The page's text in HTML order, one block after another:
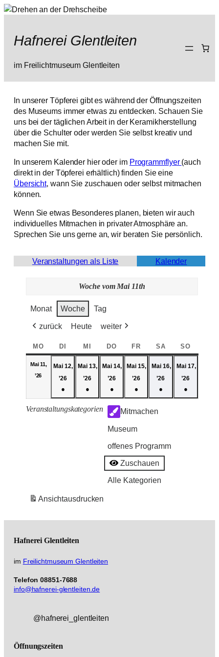
Hafnerei Glentleiten
im Freilichtmuseum Glentleiten
In unserer Töpferei gibt es während der Öffnungszeiten
des Museums immer etwas zu entdecken. Schauen Sie
uns bei der täglichen Arbeit in der Keramikherstellung
über die Schulter oder werden Sie selbst kreativ und
machen Sie mit.
In unserem Kalender hier oder im Programmflyer (auch
direkt in der Töpferei erhältlich) finden Sie eine
Übersicht, wann Sie zuschauen oder selbst mitmachen
können.
Wenn Sie etwas Besonderes planen, bieten wir auch
individuelles Mitmachen in privater Atmosphäre an.
Sprechen Sie uns gerne an, wir beraten Sie persönlich.
Veranstaltungen als Liste Kalender
Woche vom Mai 11th
Monat Woche Tag
zurück Heute weiter
MO MONTAG
DI DIENSTAG
MI MITTWOCH
DO DONNERSTAG
FR FREITAG
SA SAMSTAG
SO
Mai 11,
’26
Mai 12,
’26
2026
●
(1
event
Mai 13,
’26
2026
●
(1
event
Mai 14,
’26
2026
●
(1
event
Mai 15,
’26
2026
●
(1
event
Mai 16,
’26
2026
●
(1
Mai 17,
’26
2026
●
(1
Veranstaltungskategorien Mitmachen
Museum
offenes Programm
Zuschauen
Alle Kategorien
Ansichtausdrucken
HafnereiGlentleiten
im Freilichtmuseum Glentleiten
Telefon 08851-7688
info@hafnerei-glentleiten.de
@hafnerei_glentleiten
Öffnungszeiten